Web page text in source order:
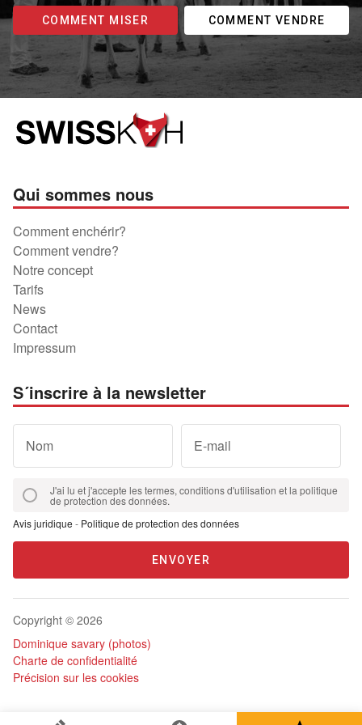
COMMENT MISER COMMENT VENDRE
Qui sommes nous
Comment enchérir?
Comment vendre?
Notre concept
Tarifs
News
Contact
Impressum
S´inscrire à la newsletter
Nom E-mail
J'ai lu et j'accepte les termes, conditions d'utilisation et la politique
de protection des données.
Avis juridique - Politique de protection des données
ENVOYER
Copyright © 2026
Dominique savary (photos)
Charte de confidentialité
Précision sur les cookies